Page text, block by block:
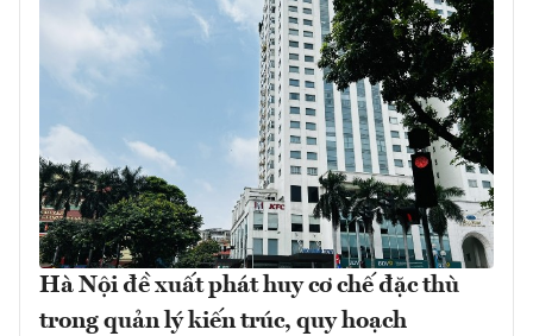
Hà Nội đề xuất phát huy cơ chế đặc thù
trong quản lý kiến trúc, quy hoạch